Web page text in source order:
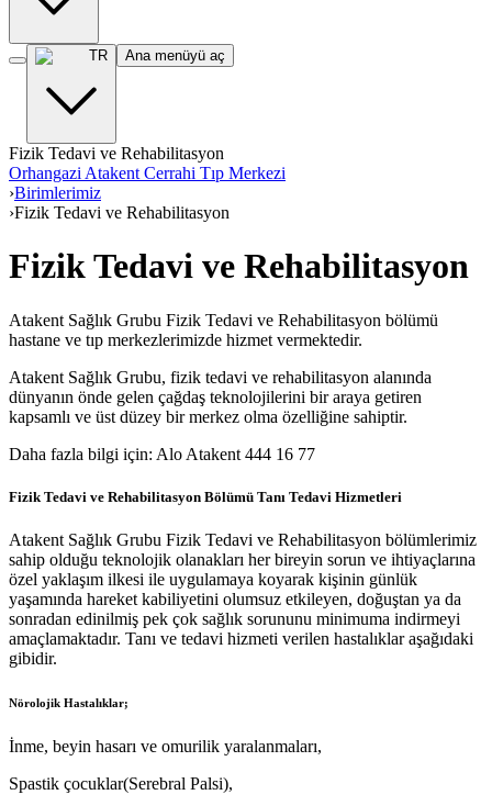
TR Ana menüyü aç
Fizik Tedavi ve Rehabilitasyon
Orhangazi Atakent Cerrahi Tıp Merkezi
›Birimlerimiz
›Fizik Tedavi ve Rehabilitasyon
Fizik Tedavi ve Rehabilitasyon
Atakent Sağlık Grubu Fizik Tedavi ve Rehabilitasyon bölümü
hastane ve tıp merkezlerimizde hizmet vermektedir.
Atakent Sağlık Grubu, fizik tedavi ve rehabilitasyon alanında
dünyanın önde gelen çağdaş teknolojilerini bir araya getiren
kapsamlı ve üst düzey bir merkez olma özelliğine sahiptir.
Daha fazla bilgi için: Alo Atakent 444 16 77
Fizik Tedavi ve Rehabilitasyon Bölümü Tanı Tedavi Hizmetleri
Atakent Sağlık Grubu Fizik Tedavi ve Rehabilitasyon bölümlerimiz
sahip olduğu teknolojik olanakları her bireyin sorun ve ihtiyaçlarına
özel yaklaşım ilkesi ile uygulamaya koyarak kişinin günlük
yaşamında hareket kabiliyetini olumsuz etkileyen, doğuştan ya da
sonradan edinilmiş pek çok sağlık sorununu minimuma indirmeyi
amaçlamaktadır. Tanı ve tedavi hizmeti verilen hastalıklar aşağıdaki
gibidir.
Nörolojik Hastalıklar;
İnme, beyin hasarı ve omurilik yaralanmaları,
Spastik çocuklar(Serebral Palsi),